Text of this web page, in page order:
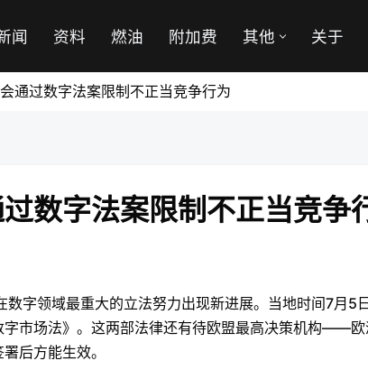
闻 资料 燃油 附加费 其他 关于
通过数字法案限制不正当竞争行为
数字法案限制不正当竞争
数字领域最重大的立法努力出现新进展。当地时间7月5
字市场法》。这两部法律还有待欧盟最高决策机构——
后方能生效。